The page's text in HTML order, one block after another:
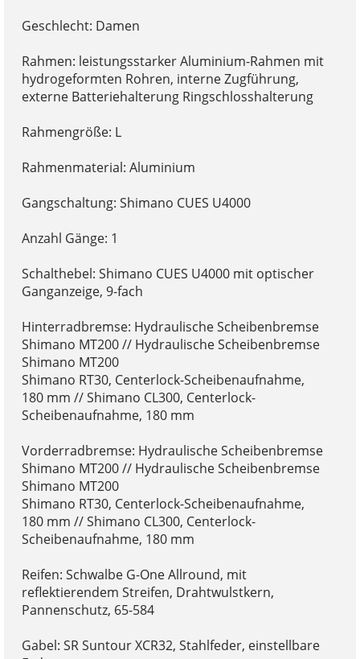
Geschlecht: Damen
Rahmen: leistungsstarker Aluminium-Rahmen mit
hydrogeformten Rohren, interne Zugführung,
externe Batteriehalterung Ringschlosshalterung
Rahmengröße: L
Rahmenmaterial: Aluminium
Gangschaltung: Shimano CUES U4000
Anzahl Gänge: 1
Schalthebel: Shimano CUES U4000 mit optischer
Ganganzeige, 9-fach
Hinterradbremse: Hydraulische Scheibenbremse
Shimano MT200 // Hydraulische Scheibenbremse
Shimano MT200
Shimano RT30, Centerlock-Scheibenaufnahme,
180 mm // Shimano CL300, Centerlock-
Scheibenaufnahme, 180 mm
Vorderradbremse: Hydraulische Scheibenbremse
Shimano MT200 // Hydraulische Scheibenbremse
Shimano MT200
Shimano RT30, Centerlock-Scheibenaufnahme,
180 mm // Shimano CL300, Centerlock-
Scheibenaufnahme, 180 mm
Reifen: Schwalbe G-One Allround, mit
reflektierendem Streifen, Drahtwulstkern,
Pannenschutz, 65-584
Gabel: SR Suntour XCR32, Stahlfeder, einstellbare